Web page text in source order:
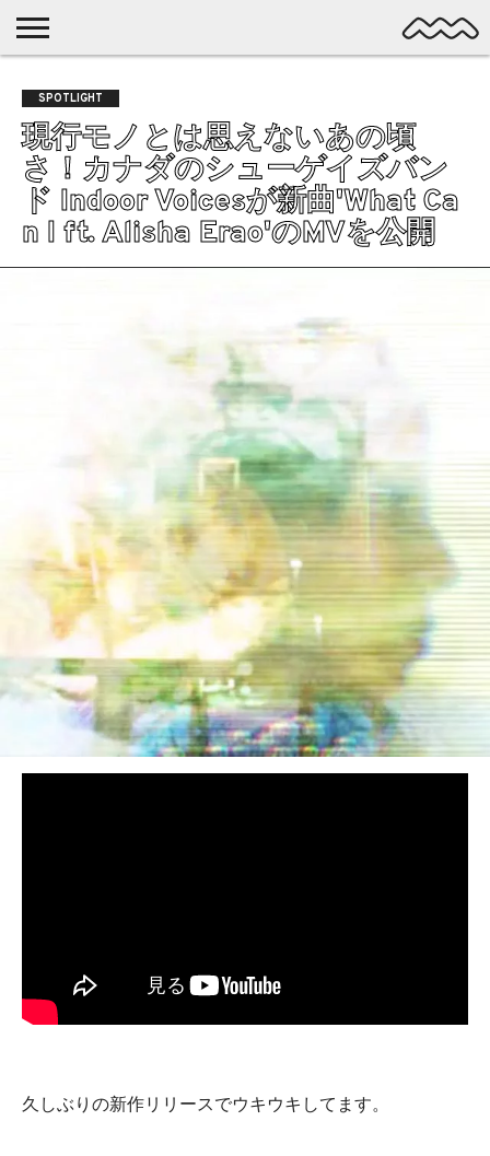
MUSIC
LATEST
POSTS
SPOTLIGHT
NYP
/ DL
DISCOVERY
ROCK
POP
ALTERNATIVE
ELECTRONIC
SSW
FOLK
BEDROOM
SPOTLIGHT
現行モノとは思えないあの頃
さ！カナダのシューゲイズバン
ド Indoor Voicesが新曲'What Ca
n I ft. Alisha Erao'のMVを公開
久しぶりの新作リリースでウキウキしてます。